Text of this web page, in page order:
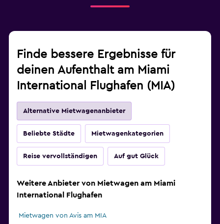
Finde bessere Ergebnisse für
deinen Aufenthalt am Miami
International Flughafen (MIA)
Alternative Mietwagenanbieter
Beliebte Städte Mietwagenkategorien
Reise vervollständigen Auf gut Glück
Weitere Anbieter von Mietwagen am Miami
International Flughafen
Mietwagen von Avis am MIA